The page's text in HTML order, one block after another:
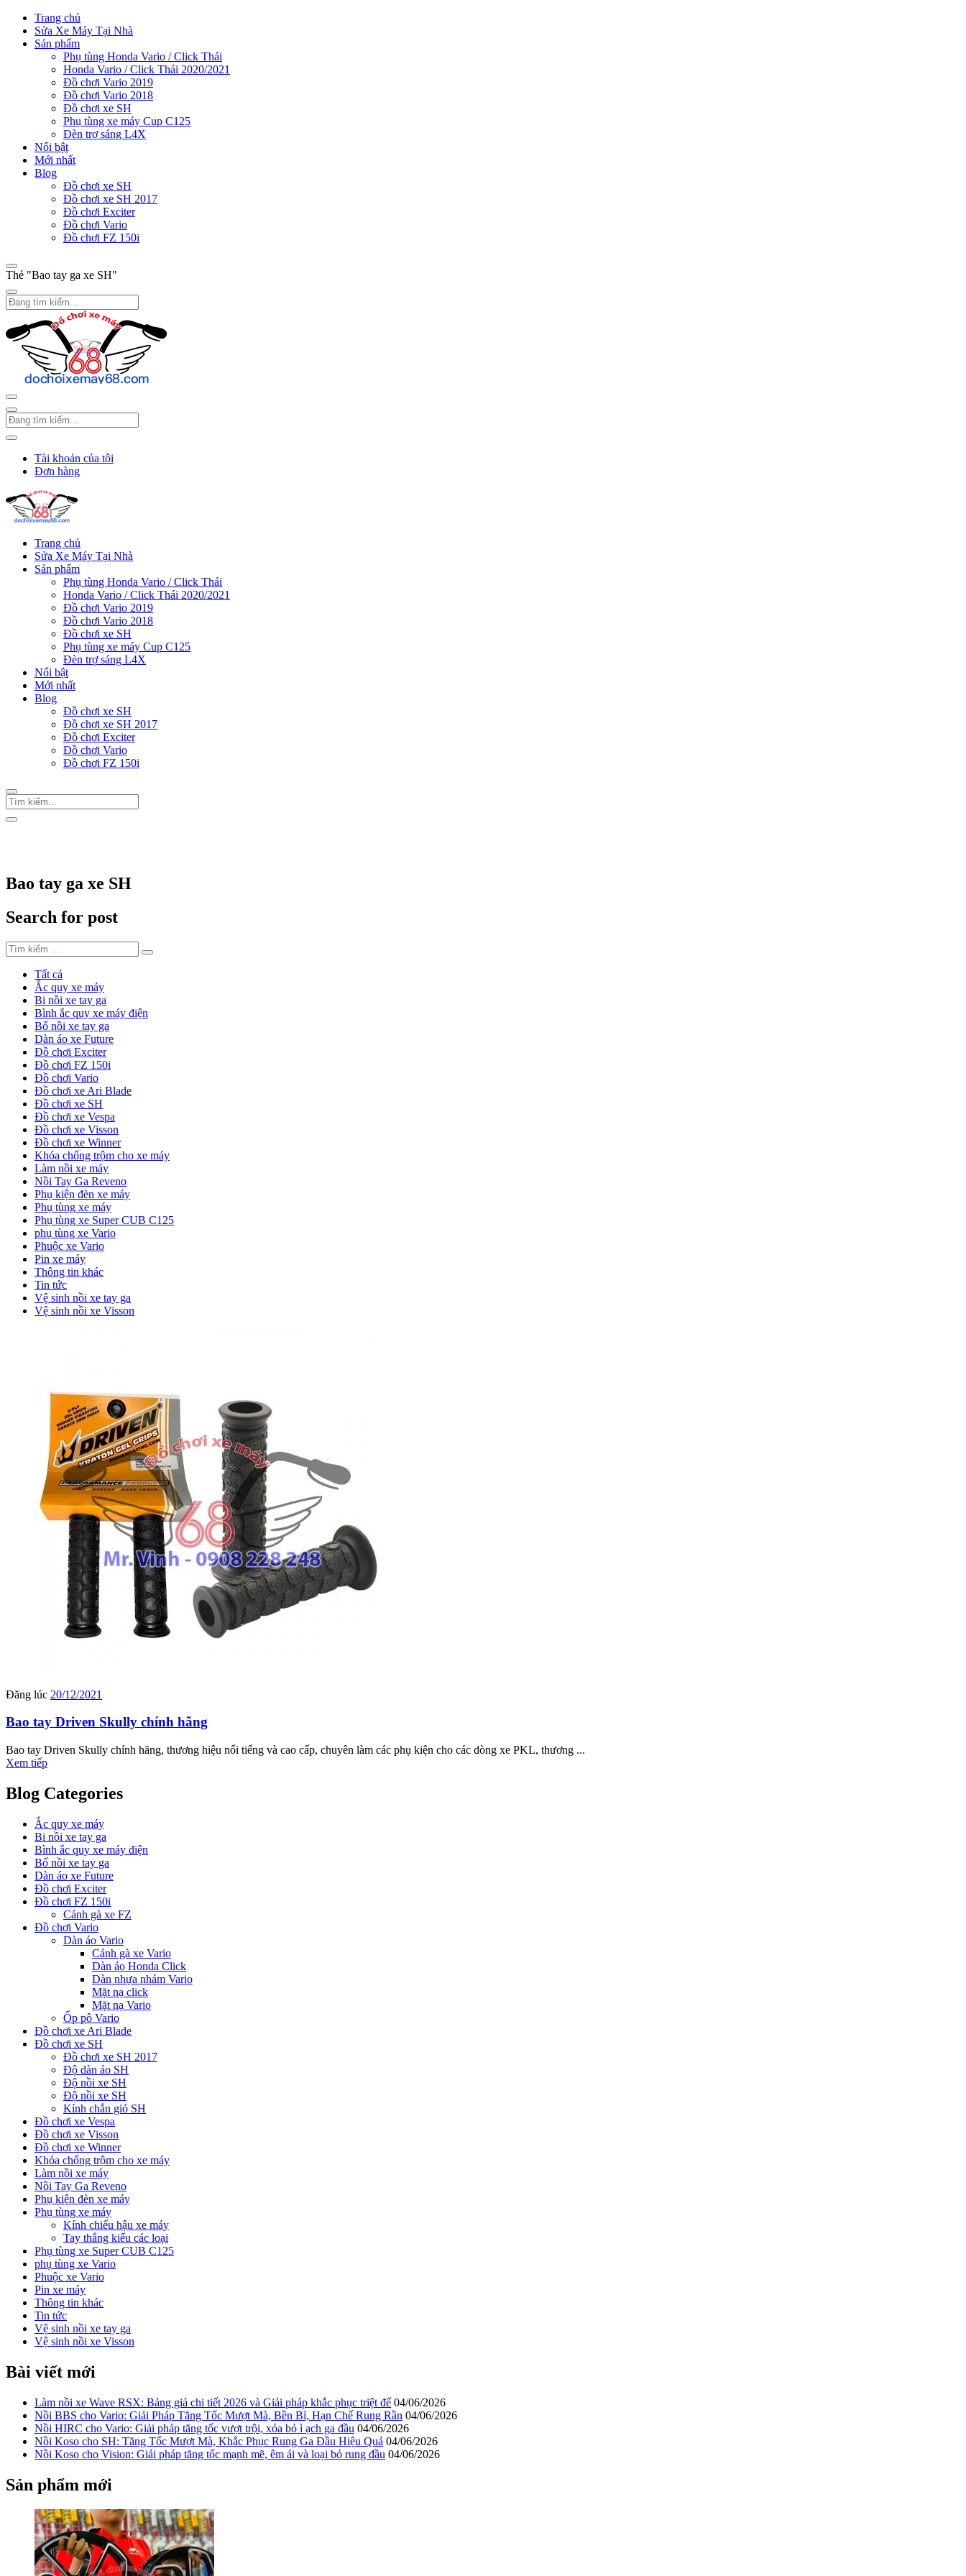
Trang chủ
Sửa Xe Máy Tại Nhà
Sản phẩm
Phụ tùng Honda Vario / Click Thái
Honda Vario / Click Thái 2020/2021
Đồ chơi Vario 2019
Đồ chơi Vario 2018
Đồ chơi xe SH
Phụ tùng xe máy Cup C125
Đèn trợ sáng L4X
Nổi bật
Mới nhất
Blog
Đồ chơi xe SH
Đồ chơi xe SH 2017
Đồ chơi Exciter
Đồ chơi Vario
Đồ chơi FZ 150i
Thẻ "Bao tay ga xe SH"
Tài khoản của tôi
Đơn hàng
Trang chủ
Sửa Xe Máy Tại Nhà
Sản phẩm
Phụ tùng Honda Vario / Click Thái
Honda Vario / Click Thái 2020/2021
Đồ chơi Vario 2019
Đồ chơi Vario 2018
Đồ chơi xe SH
Phụ tùng xe máy Cup C125
Đèn trợ sáng L4X
Nổi bật
Mới nhất
Blog
Đồ chơi xe SH
Đồ chơi xe SH 2017
Đồ chơi Exciter
Đồ chơi Vario
Đồ chơi FZ 150i
Bao tay ga xe SH
Search for post
Tất cả
Ắc quy xe máy
Bi nồi xe tay ga
Bình ắc quy xe máy điện
Bố nồi xe tay ga
Dàn áo xe Future
Đồ chơi Exciter
Đồ chơi FZ 150i
Đồ chơi Vario
Đồ chơi xe Ari Blade
Đồ chơi xe SH
Đồ chơi xe Vespa
Đồ chơi xe Visson
Đồ chơi xe Winner
Khóa chống trộm cho xe máy
Làm nồi xe máy
Nồi Tay Ga Reveno
Phụ kiện đèn xe máy
Phụ tùng xe máy
Phụ tùng xe Super CUB C125
phụ tùng xe Vario
Phuộc xe Vario
Pin xe máy
Thông tin khác
Tin tức
Vệ sinh nồi xe tay ga
Vệ sinh nồi xe Visson
Đăng lúc 20/12/2021
Bao tay Driven Skully chính hãng
Bao tay Driven Skully chính hãng, thương hiệu nổi tiếng và cao cấp, chuyên làm các phụ kiện cho các dòng xe PKL, thương ...
Xem tiếp
Blog Categories
Ắc quy xe máy
Bi nồi xe tay ga
Bình ắc quy xe máy điện
Bố nồi xe tay ga
Dàn áo xe Future
Đồ chơi Exciter
Đồ chơi FZ 150i
Cánh gà xe FZ
Đồ chơi Vario
Dàn áo Vario
Cánh gà xe Vario
Dàn áo Honda Click
Dàn nhựa nhám Vario
Mặt nạ click
Mặt nạ Vario
Ốp pô Vario
Đồ chơi xe Ari Blade
Đồ chơi xe SH
Đồ chơi xe SH 2017
Độ dàn áo SH
Độ nồi xe SH
Độ nồi xe SH
Kính chắn gió SH
Đồ chơi xe Vespa
Đồ chơi xe Visson
Đồ chơi xe Winner
Khóa chống trộm cho xe máy
Làm nồi xe máy
Nồi Tay Ga Reveno
Phụ kiện đèn xe máy
Phụ tùng xe máy
Kính chiếu hậu xe máy
Tay thắng kiểu các loại
Phụ tùng xe Super CUB C125
phụ tùng xe Vario
Phuộc xe Vario
Pin xe máy
Thông tin khác
Tin tức
Vệ sinh nồi xe tay ga
Vệ sinh nồi xe Visson
Bài viết mới
Làm nồi xe Wave RSX: Bảng giá chi tiết 2026 và Giải pháp khắc phục triệt để 04/06/2026
Nồi BBS cho Vario: Giải Pháp Tăng Tốc Mượt Mà, Bền Bỉ, Hạn Chế Rung Rần 04/06/2026
Nồi HIRC cho Vario: Giải pháp tăng tốc vượt trội, xóa bỏ ì ạch ga đầu 04/06/2026
Nồi Koso cho SH: Tăng Tốc Mượt Mà, Khắc Phục Rung Ga Đầu Hiệu Quả 04/06/2026
Nồi Koso cho Vision: Giải pháp tăng tốc mạnh mẽ, êm ái và loại bỏ rung đầu 04/06/2026
Sản phẩm mới